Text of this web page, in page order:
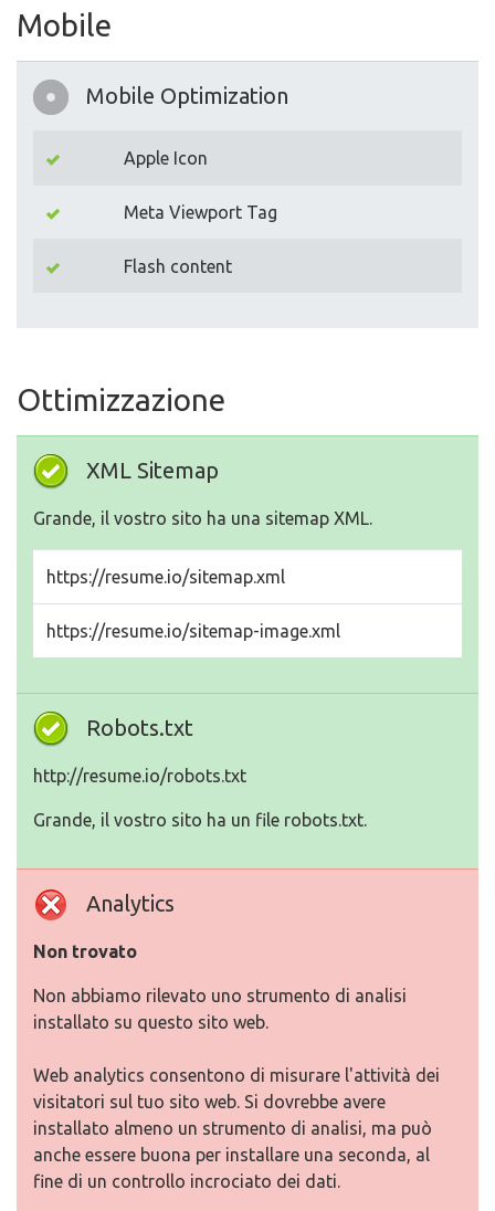
Mobile
Mobile Optimization
Apple Icon
Meta Viewport Tag
Flash content
Ottimizzazione
XML Sitemap
Grande, il vostro sito ha una sitemap XML.
https://resume.io/sitemap.xml
https://resume.io/sitemap-image.xml
Robots.txt
http://resume.io/robots.txt
Grande, il vostro sito ha un file robots.txt.
Analytics
Non trovato
Non abbiamo rilevato uno strumento di analisi
installato su questo sito web.
Web analytics consentono di misurare l'attività dei
visitatori sul tuo sito web. Si dovrebbe avere
installato almeno un strumento di analisi, ma può
anche essere buona per installare una seconda, al
fine di un controllo incrociato dei dati.